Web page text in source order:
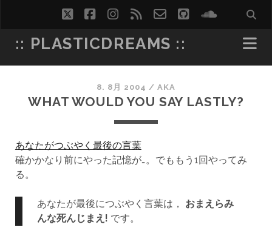
twitterfacebookinstagram
rss email-
form
github
:: PLASTICDREAMS ::
8. 8月 2004 /AKA
WHAT WOULD YOU SAY LASTLY?
あなたがつぶやく最後の言葉
確かかなり前にやった記憶が…。でももう1回やってみ
る。
あなたが最後につぶやく言葉は， おまえらみ
んな死んじまえ! です。